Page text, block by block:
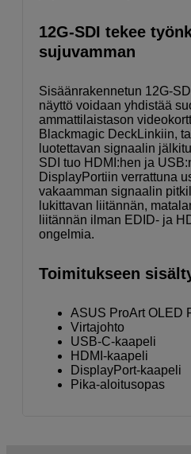
12G-SDI tekee
sujuvamman
Sisäänrakennetun 12G-
näyttö voidaan yhdistää
ammattilaistason
Blackmagic DeckLinkiin,
luotettavan signaalin
SDI tuo HDMI:hen ja
DisplayPortiin verrattuna
vakaamman signaalin
lukittavan liitännän,
liitännän ilman EDID- ja
ongelmia.
Toimitukseen
ASUS ProArt OLED
Virtajohto
USB-C-kaapeli
HDMI-kaapeli
DisplayPort-kaapeli
Pika-aloitusopas